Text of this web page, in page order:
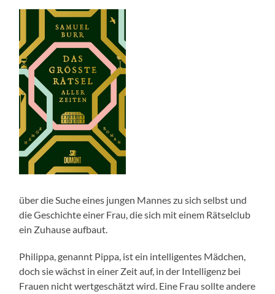
über die Suche eines jungen Mannes zu sich selbst und
die Geschichte einer Frau, die sich mit einem Rätselclub
ein Zuhause aufbaut.
Philippa, genannt Pippa, ist ein intelligentes Mädchen,
doch sie wächst in einer Zeit auf, in der Intelligenz bei
Frauen nicht wertgeschätzt wird. Eine Frau sollte andere